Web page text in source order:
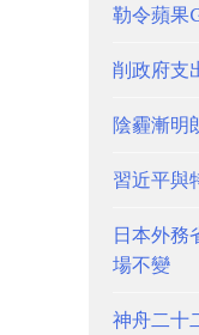
勒令蘋果
削政府支
陰霾漸明
習近平與
日本外務
場不變
神舟二十